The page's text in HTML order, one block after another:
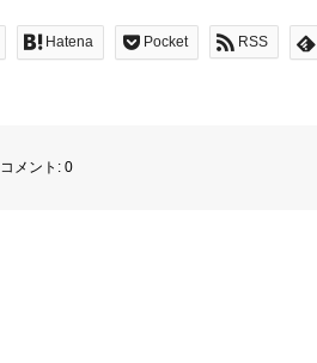
Hatena Pocket RSS
コメント: 0